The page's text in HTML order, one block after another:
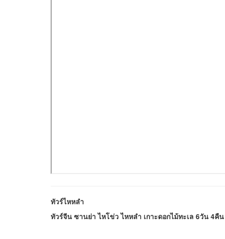
ทัวร์ไหหลำ
ทัวร์จีน ซานย่า ไหโข่ว ไหหลำ เกาะดอกไม้ทะเล 6วัน 4คืน